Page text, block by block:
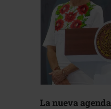
La nueva